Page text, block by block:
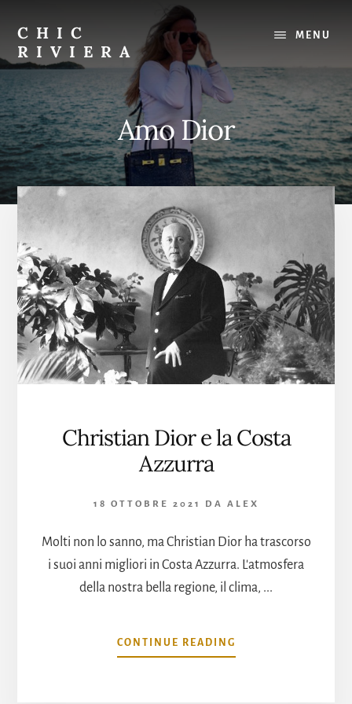
content
CHIC
RIVIERA
Il
meglio
della
Costa
Azzurra
:
Ristoranti,
gite
MENU
Amo Dior
Christian Dior e la Costa
Azzurra
18 OTTOBRE 2021 DA ALEX
Molti non lo sanno, ma Christian Dior ha trascorso
i suoi anni migliori in Costa Azzurra. L'atmosfera
della nostra bella regione, il clima, ...
CONTINUE READING
DIOR